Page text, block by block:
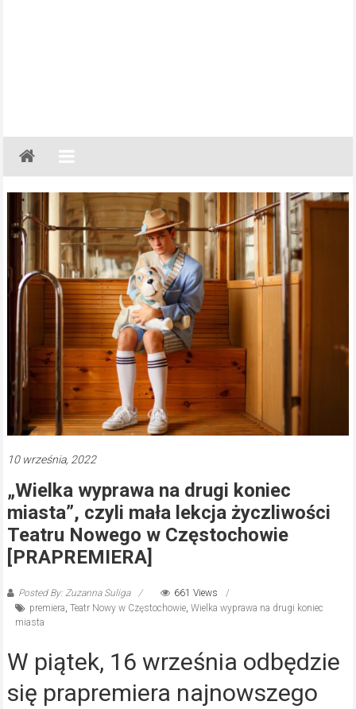
Gazeta
Regionalna
Częstochowa,
Kłobuck,
Lubliniec,
Myszków
10 września, 2022
„Wielka wyprawa na drugi koniec
miasta”, czyli mała lekcja życzliwości
Teatru Nowego w Częstochowie
[PRAPREMIERA]
Posted By: Zuzanna Suliga
661 Views
premiera, Teatr Nowy w Częstochowie, Wielka wyprawa na drugi koniec
miasta
W piątek, 16 września odbędzie
się prapremiera najnowszego